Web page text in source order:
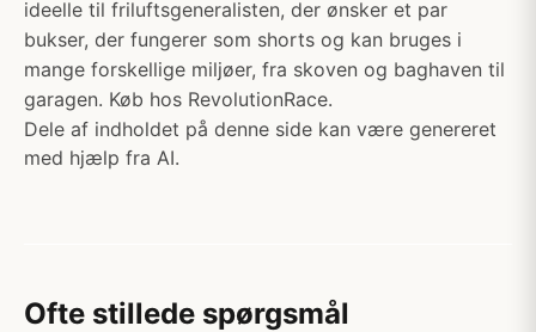
ideelle til friluftsgeneralisten, der ønsker et par
bukser, der fungerer som shorts og kan bruges i
mange forskellige miljøer, fra skoven og baghaven til
garagen. Køb hos RevolutionRace.
Dele af indholdet på denne side kan være genereret
med hjælp fra AI.
Ofte stillede spørgsmål